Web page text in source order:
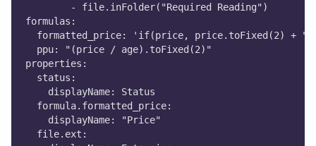
        - file.inFolder("Required Reading")
formulas:
formatted_price: 'if(price, price.toFixed(2) + "
  ppu: "(price / age).toFixed(2)"
properties:
  status:
    displayName: Status
  formula.formatted_price:
    displayName: "Price"
  file.ext: